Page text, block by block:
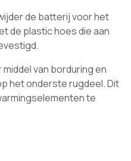
de batterij voor het
de plastic hoes die aan
van borduring en
het onderste rugdeel. Dit
te